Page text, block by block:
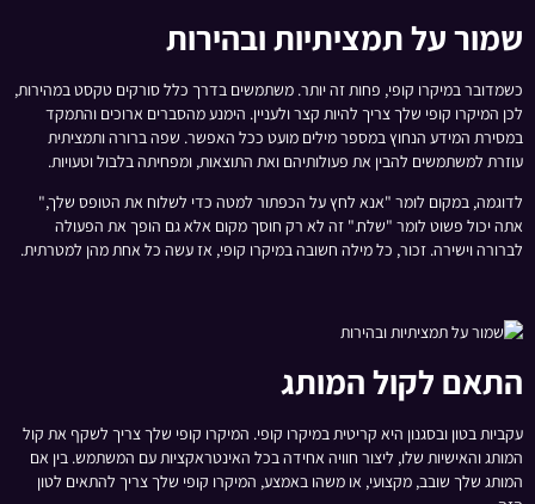
שמור על תמציתיות ובהירות
כשמדובר במיקרו קופי, פחות זה יותר. משתמשים בדרך כלל סורקים טקסט במהירות,
לכן המיקרו קופי שלך צריך להיות קצר ולעניין. הימנע מהסברים ארוכים והתמקד
במסירת המידע הנחוץ במספר מילים מועט ככל האפשר. שפה ברורה ותמציתית
עוזרת למשתמשים להבין את פעולותיהם ואת התוצאות, ומפחיתה בלבול וטעויות.
לדוגמה, במקום לומר "אנא לחץ על הכפתור למטה כדי לשלוח את הטופס שלך,"
אתה יכול פשוט לומר "שלח." זה לא רק חוסך מקום אלא גם הופך את הפעולה
לברורה וישירה. זכור, כל מילה חשובה במיקרו קופי, אז עשה כל אחת מהן למטרתית.
התאם לקול המותג
עקביות בטון ובסגנון היא קריטית במיקרו קופי. המיקרו קופי שלך צריך לשקף את קול
המותג והאישיות שלו, ליצור חוויה אחידה בכל האינטראקציות עם המשתמש. בין אם
המותג שלך שובב, מקצועי, או משהו באמצע, המיקרו קופי שלך צריך להתאים לטון